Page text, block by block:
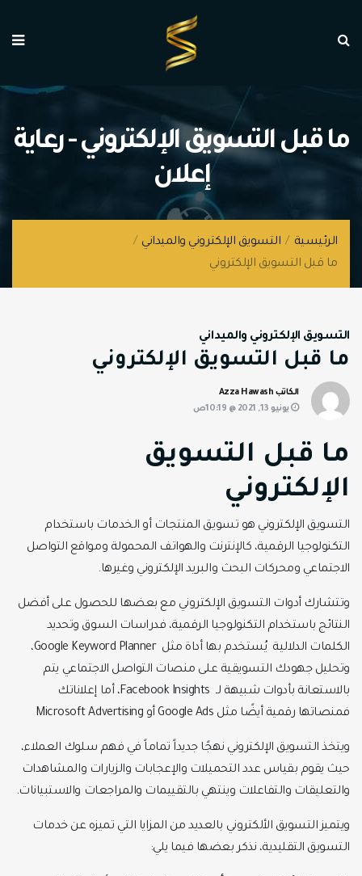
ما قبل التسويق الإلكتروني - رعاية
إعلان
الرئيسية / التسويق الإلكتروني والميداني /
ما قبل التسويق الإلكتروني
التسويق الإلكتروني والميداني
ما قبل التسويق الإلكتروني
الكاتب Azza Hawash
يونيو 13, 2021 @ 10:19ص
ما قبل التسويق
الإلكتروني
التسويق الإلكتروني هو تسويق المنتجات أو الخدمات باستخدام
التكنولوجيا الرقمية، كالإنترنت والهواتف المحمولة ومواقع التواصل
الاجتماعي ومحركات البحث والبريد الإلكتروني وغيرها.
وتتشارك أدوات التسويق الإلكتروني مع بعضها للحصول على أفضل
النتائج باستخدام التكنولوجيا الرقمية، فدراسات السوق وتحديد
الكلمات الدلالية يُستخدم بها أداة مثل Google Keyword Planner،
وتحليل جهودك التسويقية على منصات التواصل الاجتماعي يتم
بالاستعانة بأدوات شبيهة لـ Facebook Insights، أما إعلاناتك
فمنصاتها رقمية أيضًا مثل Google Ads أو Microsoft Advertising
ويتخذ التسويق الإلكتروني نهجًا جديداً تماماً في فهم سلوك العملاء،
حيث يقوم بقياس عدد التحميلات والإعجابات والزيارات والمشاهدات
والتعليقات والتفاعلات وينتهي بالتقييمات والمراجعات والاستبيانات.
ويتميز التسويق الألكتروني بالعديد من المزايا التي تميزه عن خدمات
التسويق التقليدية، نذكر بعضها فيما يلي: